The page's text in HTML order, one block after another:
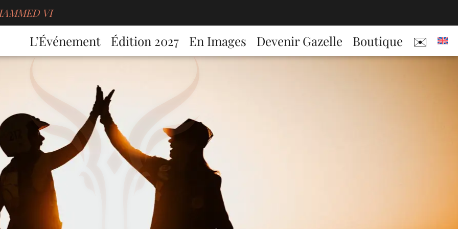
VI
L’Événement Édition 2027 En Images Devenir Gazelle Boutique ✉️